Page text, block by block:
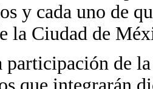
y cada uno de
la Ciudad de
participación de
que integrarán